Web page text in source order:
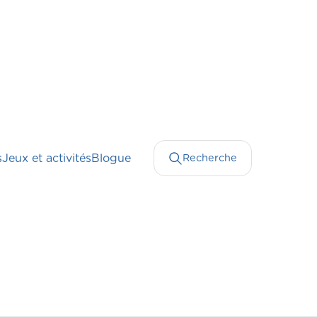
Jeux et activitésBlogue Recherche